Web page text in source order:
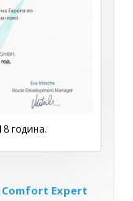
година.
Expert